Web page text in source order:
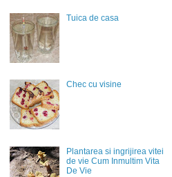
Tuica de casa
Chec cu visine
Plantarea si ingrijirea vitei
de vie Cum Inmultim Vita
De Vie